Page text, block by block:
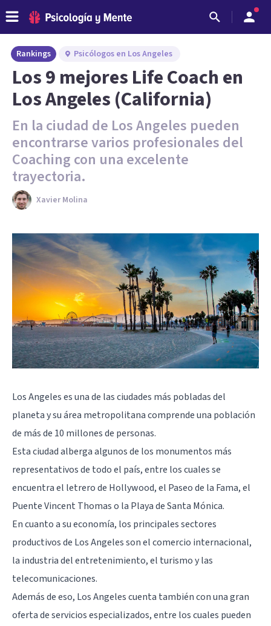
Rankings Psicólogos en Los Angeles
Los 9 mejores Life Coach en
Los Angeles (California)
En la ciudad de Los Angeles pueden
encontrarse varios profesionales del
Coaching con una excelente
trayectoria.
Xavier Molina
Los Angeleses una de las ciudades más pobladas del
planeta y su área metropolitana comprende una población
de más de 10 millones de personas.
Esta ciudad alberga algunos de los monumentos más
representativos de todo el país, entre los cuales se
encuentra el letrero de Hollywood, el Paseo de la Fama, el
Puente Vincent Thomas o la Playa de Santa Mónica.
En cuanto a su economía, los principales sectores
productivos de Los Angeles son el comercio internacional,
la industria del entretenimiento, el turismo y las
telecomunicaciones.
Además de eso, Los Angeles cuenta también con una gran
oferta de servicios especializados, entre los cuales pueden